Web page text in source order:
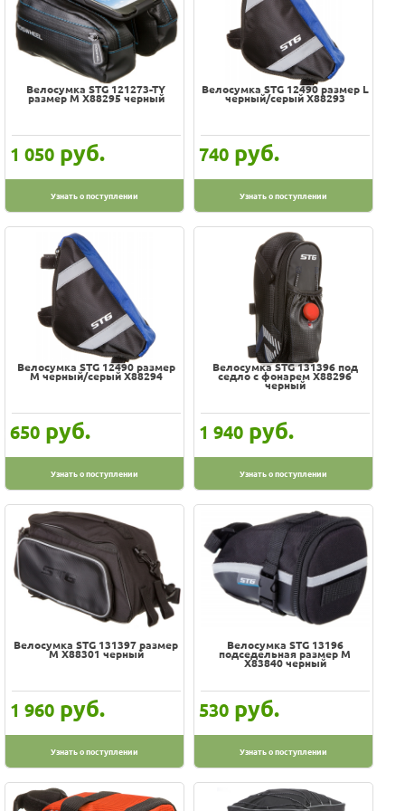
Велосумка STG 121273-TY
размер M Х88295 черный
1 050 руб.
Узнать о поступлении
Велосумка STG 12490 размер L
черный/серый Х88293
740 руб.
Узнать о поступлении
Велосумка STG 12490 размер
M черный/серый Х88294
650 руб.
Узнать о поступлении
Велосумка STG 131396 под
седло с фонарем Х88296
черный
1 940 руб.
Узнать о поступлении
Велосумка STG 131397 размер
M Х88301 черный
1 960 руб.
Узнать о поступлении
Велосумка STG 13196
подседельная размер M
Х83840 черный
530 руб.
Узнать о поступлении